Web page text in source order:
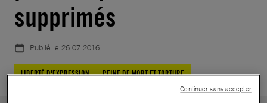
supprimés
Publié le 26.07.2016
LIBERTÉ D'EXPRESSION PEINE DE MORT ET TORTURE
Continuer sans accepter